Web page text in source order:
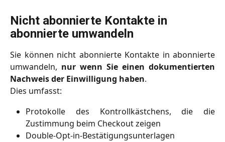
Nicht abonnierte Kontakte in
abonnierte umwandeln
Sie können nicht abonnierte Kontakte in abonnierte
umwandeln, nur wenn Sie einen dokumentierten
Nachweis der Einwilligung haben.
Dies umfasst:
Protokolle des Kontrollkästchens, die die
Zustimmung beim Checkout zeigen
Double-Opt-in-Bestätigungsunterlagen